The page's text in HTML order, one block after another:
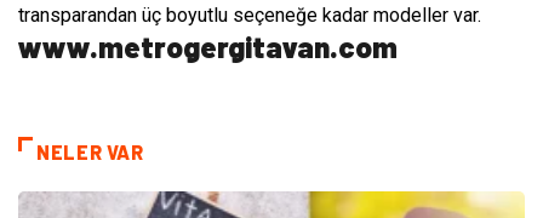
transparandan üç boyutlu seçeneğe kadar modeller var.
www.metrogergitavan.com
NELER VAR